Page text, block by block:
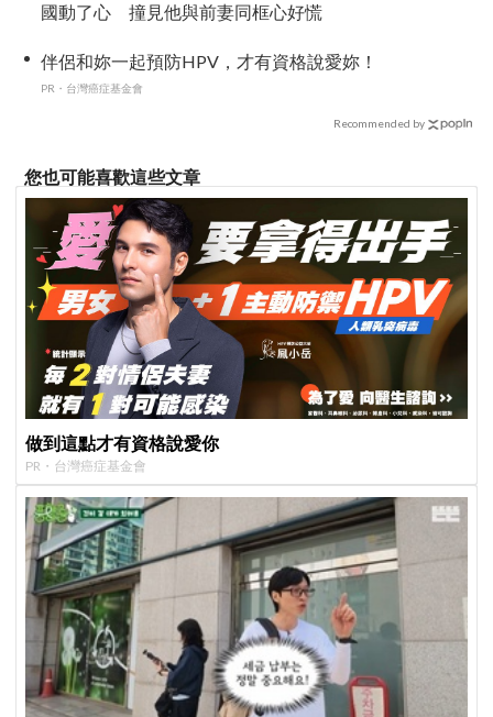
國動了心 撞見他與前妻同框心好慌
伴侶和妳一起預防HPV，才有資格說愛妳！
PR・台灣癌症基金會
Recommended by
您也可能喜歡這些文章
做到這點才有資格說愛你
PR・台灣癌症基金會